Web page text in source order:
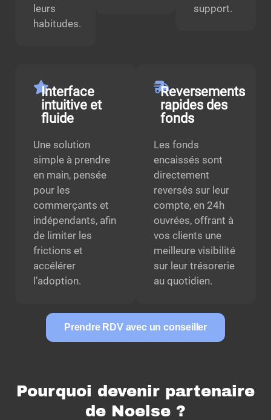
leurs
habitudes.
support.
Interface
intuitive et
fluide
Une solution
simple à prendre
en main, pensée
pour les
commerçants et
indépendants, afin
de limiter les
frictions et
accélérer
l’adoption.
Reversements
rapides des
fonds
Les fonds
encaissés sont
directement
reversés sur leur
compte, en 24h
ouvrées, offrant à
vos clients une
meilleure visibilité
sur leur trésorerie
au quotidien.
Prendre RDV avec un conseiller
Pourquoi devenir partenaire
de Noelse ?